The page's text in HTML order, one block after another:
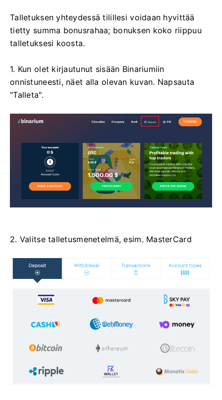
Talletuksen yhteydessä tilillesi voidaan hyvittää
tietty summa bonusrahaa; bonuksen koko riippuu
talletuksesi koosta.
1. Kun olet kirjautunut sisään Binariumiin
onnistuneesti, näet alla olevan kuvan. Napsauta
"Talleta".
2. Valitse talletusmenetelmä, esim. MasterCard